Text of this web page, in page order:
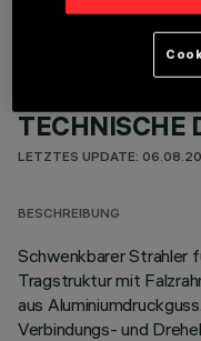
TECHNISCHE
LETZTES UPDATE:
BESCHREIBUNG
Schwenkbarer Strahler
Tragstruktur mit
aus
Verbindungs- und